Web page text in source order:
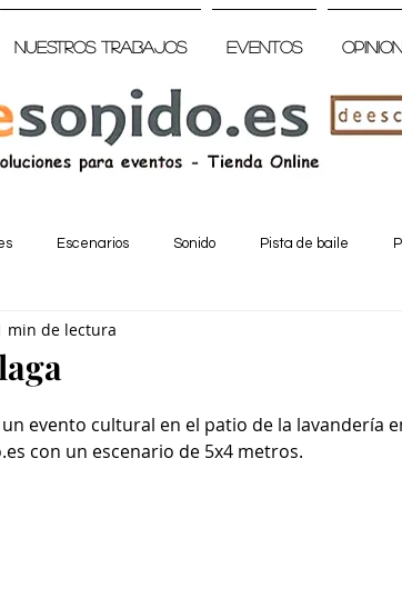
Nuestros trabajos Eventos
Escenarios Sonido Pista de baile
min de lectura
evento cultural en el patio de la lavandería
con un escenario de 5x4 metros.